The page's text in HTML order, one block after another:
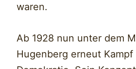
waren.
Ab 1928 nun unter dem
Hugenberg erneut